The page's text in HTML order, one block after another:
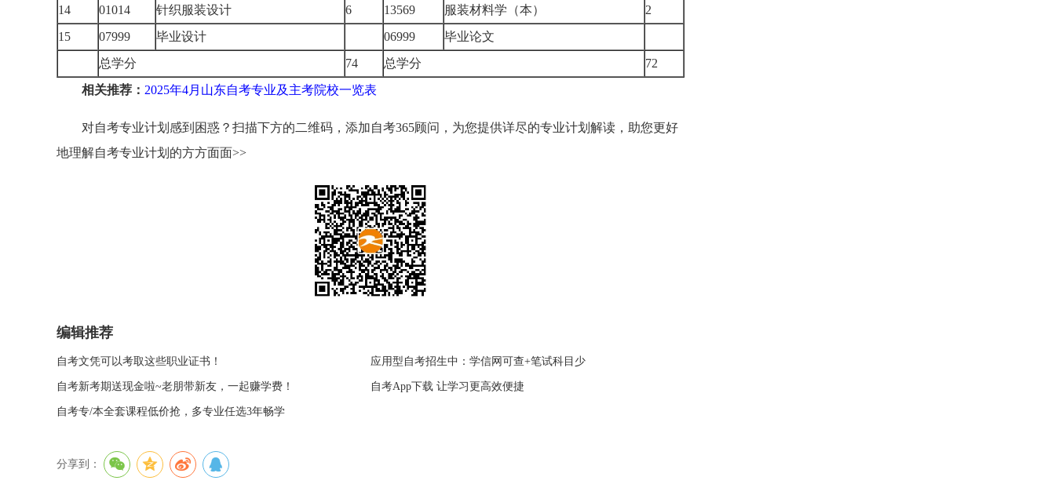
14
01014 针织服装设计 6 13569 服装材料学（本）
2
15
07999 毕业设计 06999
毕业论文
总学分
74 总学分
72
相关推荐： 2025年4月山东自考专业及主考院校一览表
对自考专业计划感到困惑？扫描下方的二维码，添加自考365顾问，为您提供详尽的专业计划解读，助您更好
地理解自考专业计划的方方面面>>
编辑推荐
自考文凭可以考取这些职业证书！ 应用型自考招生中：学信网可查+笔试科目少
自考新考期送现金啦~老朋带新友，一起赚学费！ 自考App下载 让学习更高效便捷
自考专/本全套课程低价抢，多专业任选3年畅学
分享到：